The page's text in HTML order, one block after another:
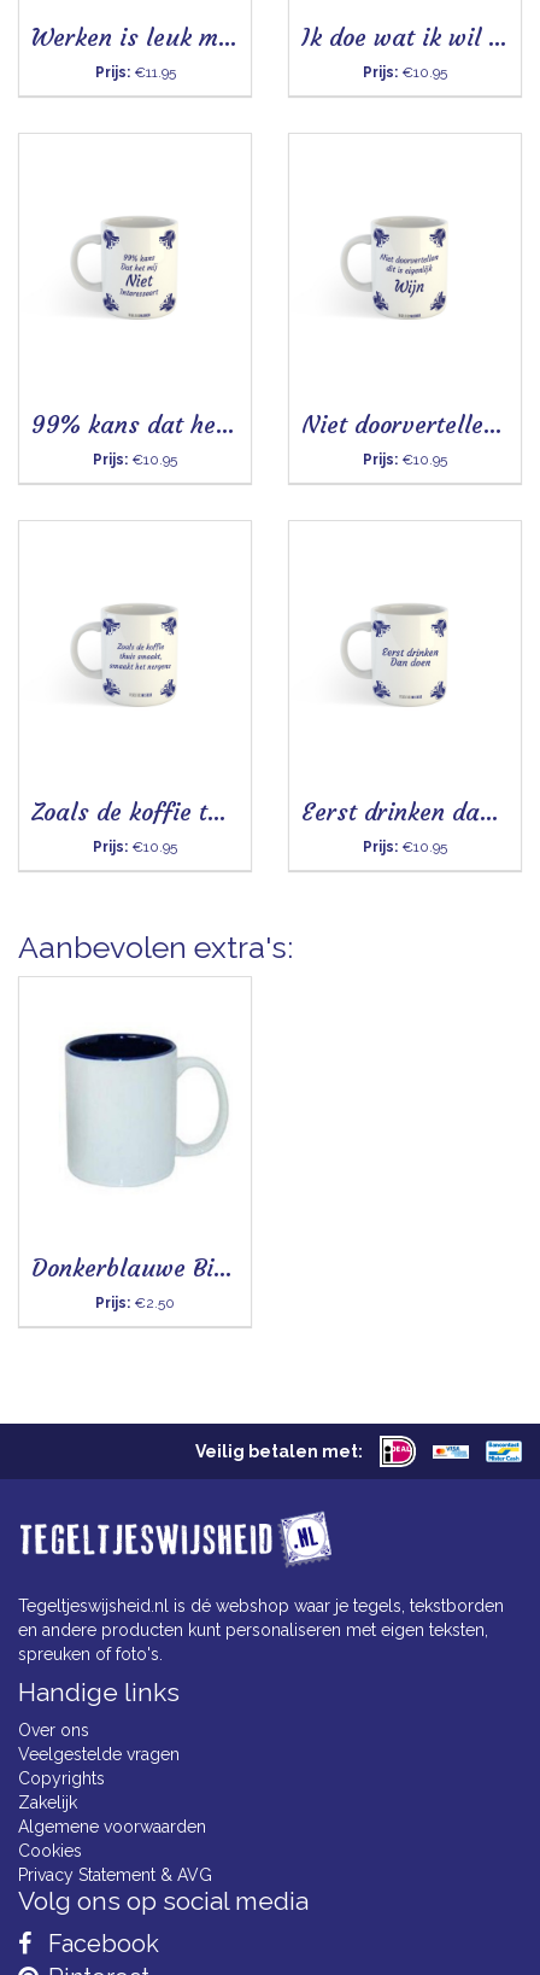
Werken is leuk maar - Mok
Prijs:€11.95
Ik doe wat ik wil - Mok
Prijs: €10.95
99% kans dat het mij niet interesseert - Mok
Prijs: €10.95
Niet doorvertellen dit is eigenlijk wijn - Mok
Prijs: €10.95
Zoals de koffie thuis smaakt, smaakt het nergens - Mok
Prijs: €10.95
Eerst drinken dan doen - Mok
Prijs: €10.95
Aanbevolen extra's:
Donkerblauwe Binnenkant
Prijs: €2.50
Veilig betalen met:
Tegeltjeswijsheid.nl is dé webshop waar je tegels, tekstborden
en andere producten kunt personaliseren met eigen teksten,
spreuken of foto's.
Handige links
Over ons
Veelgestelde vragen
Copyrights
Zakelijk
Algemene voorwaarden
Cookies
Privacy Statement & AVG
Volg ons op social media
Facebook